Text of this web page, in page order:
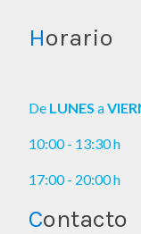
Horario
De LUNES a
10:00 - 13:30 h
17:00 - 20:00 h
Contacto